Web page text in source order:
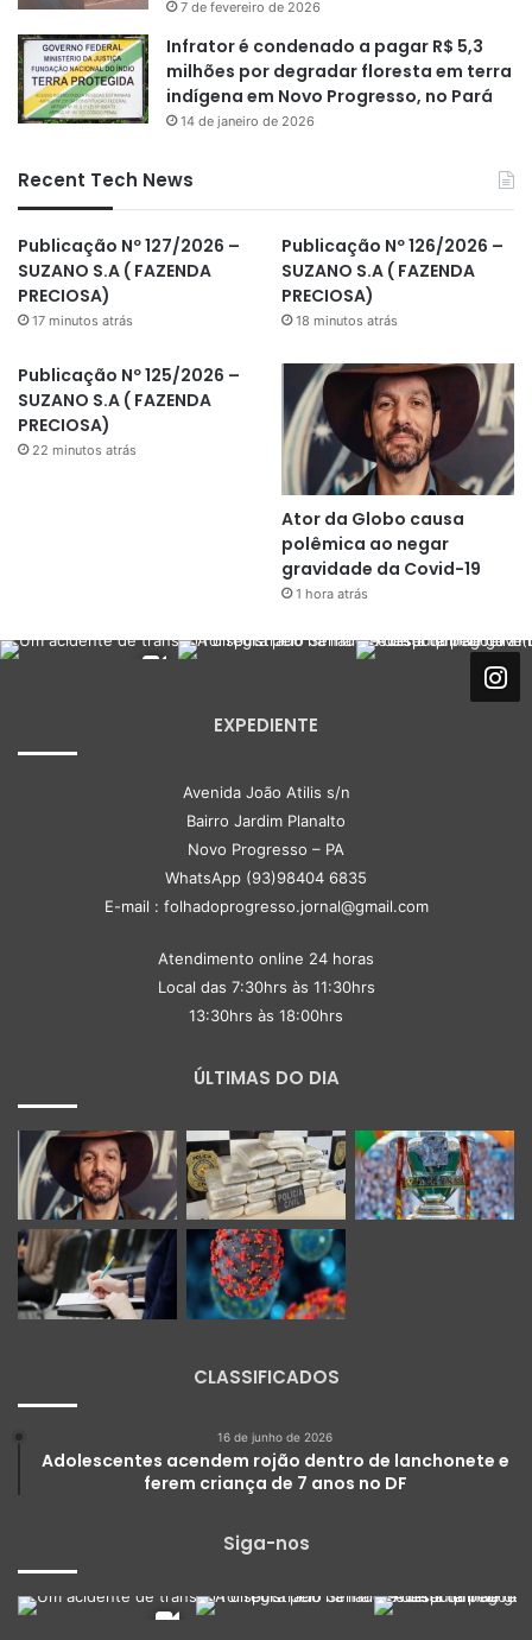
7 de fevereiro de 2026
Infrator é condenado a pagar R$ 5,3
milhões por degradar floresta em terra
indígena em Novo Progresso, no Pará
14 de janeiro de 2026
Recent Tech News
Publicação Nº 127/2026 –
SUZANO S.A ( FAZENDA
PRECIOSA)
17 minutos atrás
Publicação Nº 126/2026 –
SUZANO S.A ( FAZENDA
PRECIOSA)
18 minutos atrás
Publicação Nº 125/2026 –
SUZANO S.A ( FAZENDA
PRECIOSA)
22 minutos atrás
Ator da Globo causa
polêmica ao negar
gravidade da Covid-19
1 hora atrás
EXPEDIENTE
Avenida João Atilis s/n
Bairro Jardim Planalto
Novo Progresso – PA
WhatsApp (93)98404 6835
E-mail : folhadoprogresso.jornal@gmail.com
Atendimento online 24 horas
Local das 7:30hrs às 11:30hrs
13:30hrs às 18:00hrs
ÚLTIMAS DO DIA
CLASSIFICADOS
16 de junho de 2026
Adolescentes acendem rojão dentro de lanchonete e
ferem criança de 7 anos no DF
Siga-nos